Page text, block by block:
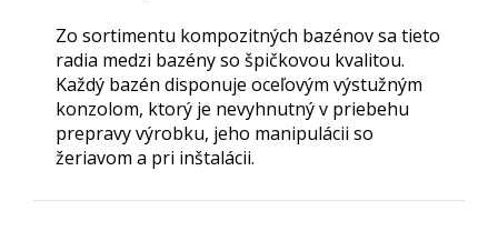
Zo sortimentu kompozitných bazénov sa tieto
radia medzi bazény so špičkovou kvalitou.
Každý bazén disponuje oceľovým výstužným
konzolom, ktorý je nevyhnutný v priebehu
prepravy výrobku, jeho manipulácii so
žeriavom a pri inštalácii.